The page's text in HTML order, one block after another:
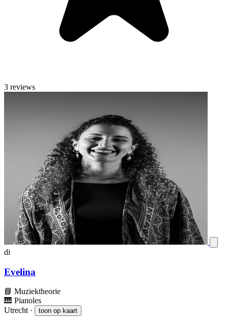
3 reviews
di
Evelina
📘 Muziektheorie
🎹 Pianoles
Utrecht · toon op kaart